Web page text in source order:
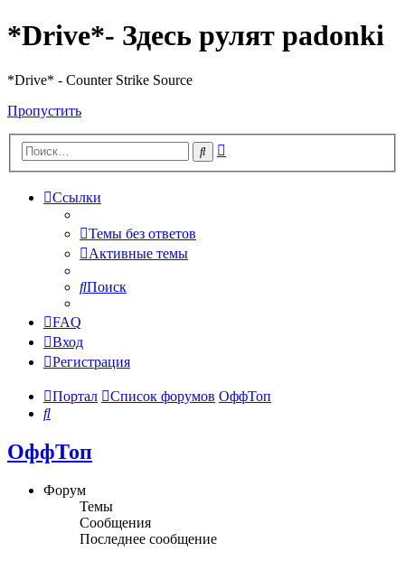
*Drive*- Здесь рулят padonki
*Drive* - Counter Strike Source
Пропустить
Поиск
Ссылки
Темы без ответов
Активные темы
Поиск
FAQ
Вход
Регистрация
Портал Список форумов ОффТоп
Поиск
ОффТоп
Форум
Темы
Сообщения
Последнее сообщение